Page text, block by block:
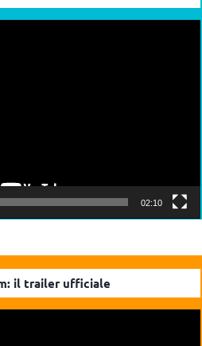
02:10
il trailer ufficiale